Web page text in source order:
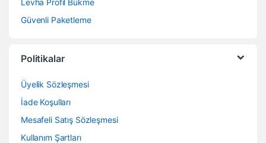
Güvenli Paketleme
Politikalar
Üyelik Sözleşmesi
İade Koşulları
Mesafeli Satış Sözleşmesi
Kullanım Şartları